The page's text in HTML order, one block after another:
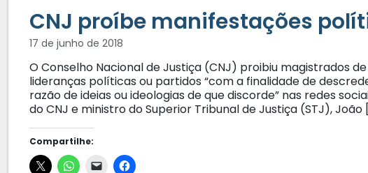
CNJ proíbe manifestações
17 de junho de 2018
O Conselho Nacional de Justiça (CNJ) proibiu magistrados
lideranças políticas ou partidos “com a finalidade de
razão de ideias ou ideologias de que discorde” nas redes
do CNJ e ministro do Superior Tribunal de Justiça (STJ), João
Compartilhe: